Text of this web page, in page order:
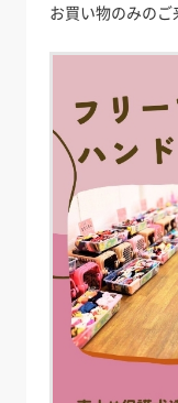
お買い物のみのご